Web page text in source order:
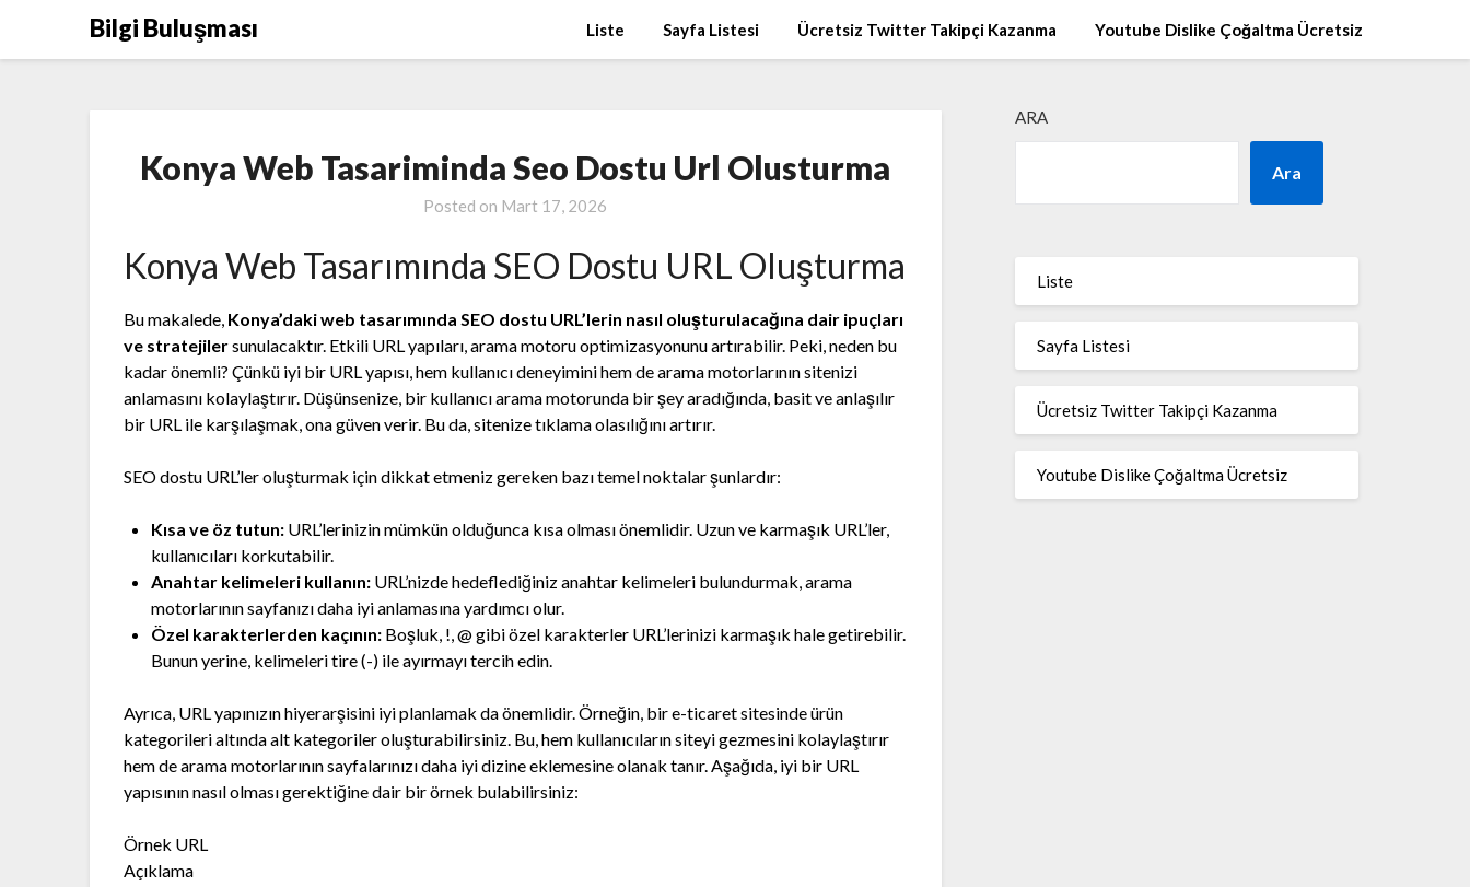
Bilgi Buluşması Liste Sayfa Listesi Ücretsiz Twitter Takipçi Kazanma Youtube Dislike Çoğaltma Ücretsiz
Konya Web Tasariminda Seo Dostu Url Olusturma
Posted on Mart 17, 2026
Konya Web Tasarımında SEO Dostu URL Oluşturma
Bu makalede, Konya’daki web tasarımında SEO dostu URL’lerin nasıl oluşturulacağına dair ipuçları
ve stratejilersunulacaktır. Etkili URL yapıları, arama motoru optimizasyonunu artırabilir. Peki, neden bu
kadar önemli? Çünkü iyi bir URL yapısı, hem kullanıcı deneyimini hem de arama motorlarının sitenizi
anlamasını kolaylaştırır. Düşünsenize, bir kullanıcı arama motorunda bir şey aradığında, basit ve anlaşılır
bir URL ile karşılaşmak, ona güven verir. Bu da, sitenize tıklama olasılığını artırır.
SEO dostu URL’ler oluşturmak için dikkat etmeniz gereken bazı temel noktalar şunlardır:
Kısa ve öz tutun: URL’lerinizin mümkün olduğunca kısa olması önemlidir. Uzun ve karmaşık URL’ler,
kullanıcıları korkutabilir.
Anahtar kelimeleri kullanın: URL’nizde hedeflediğiniz anahtar kelimeleri bulundurmak, arama
motorlarının sayfanızı daha iyi anlamasına yardımcı olur.
Özel karakterlerden kaçının: Boşluk, !, @ gibi özel karakterler URL’lerinizi karmaşık hale getirebilir.
Bunun yerine, kelimeleri tire (-) ile ayırmayı tercih edin.
Ayrıca, URL yapınızın hiyerarşisini iyi planlamak da önemlidir. Örneğin, bir e-ticaret sitesinde ürün
kategorileri altında alt kategoriler oluşturabilirsiniz. Bu, hem kullanıcıların siteyi gezmesini kolaylaştırır
hem de arama motorlarının sayfalarınızı daha iyi dizine eklemesine olanak tanır. Aşağıda, iyi bir URL
yapısının nasıl olması gerektiğine dair bir örnek bulabilirsiniz:
Örnek URL
Açıklama
ARA
Ara
Liste
Sayfa Listesi
Ücretsiz Twitter Takipçi Kazanma
Youtube Dislike Çoğaltma Ücretsiz